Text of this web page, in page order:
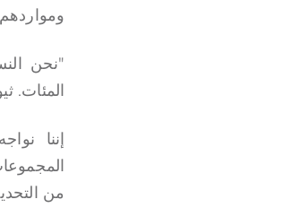
"نحن
المئات.
إننا
من